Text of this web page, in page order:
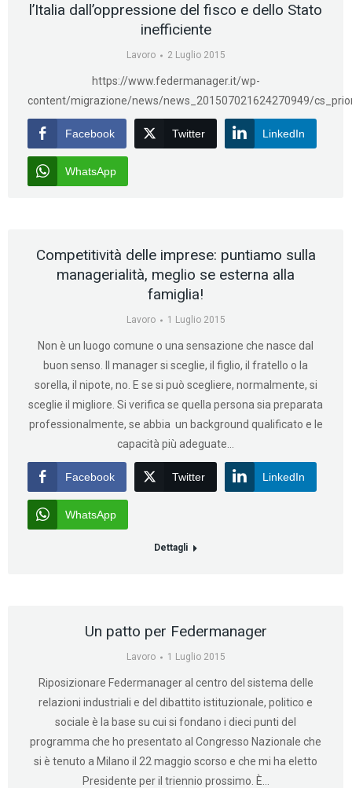
l’Italia dall’oppressione del fisco e dello Stato
inefficiente
Lavoro 2 Luglio 2015
https://www.federmanager.it/wp-
content/migrazione/news/news_201507021624270949/
Facebook Twitter LinkedIn
WhatsApp
Competitività delle imprese: puntiamo sulla
managerialità, meglio se esterna alla
famiglia!
Lavoro 1 Luglio 2015
Non è un luogo comune o una sensazione che nasce dal
buon senso. Il manager si sceglie, il figlio, il fratello o la
sorella, il nipote, no. E se si può scegliere, normalmente, si
sceglie il migliore. Si verifica se quella persona sia preparata
professionalmente, se abbia un background qualificato e le
capacità più adeguate…
Facebook Twitter LinkedIn
WhatsApp
Dettagli
Un patto per Federmanager
Lavoro 1 Luglio 2015
Riposizionare Federmanager al centro del sistema delle
relazioni industriali e del dibattito istituzionale, politico e
sociale è la base su cui si fondano i dieci punti del
programma che ho presentato al Congresso Nazionale che
si è tenuto a Milano il 22 maggio scorso e che mi ha eletto
Presidente per il triennio prossimo. È…